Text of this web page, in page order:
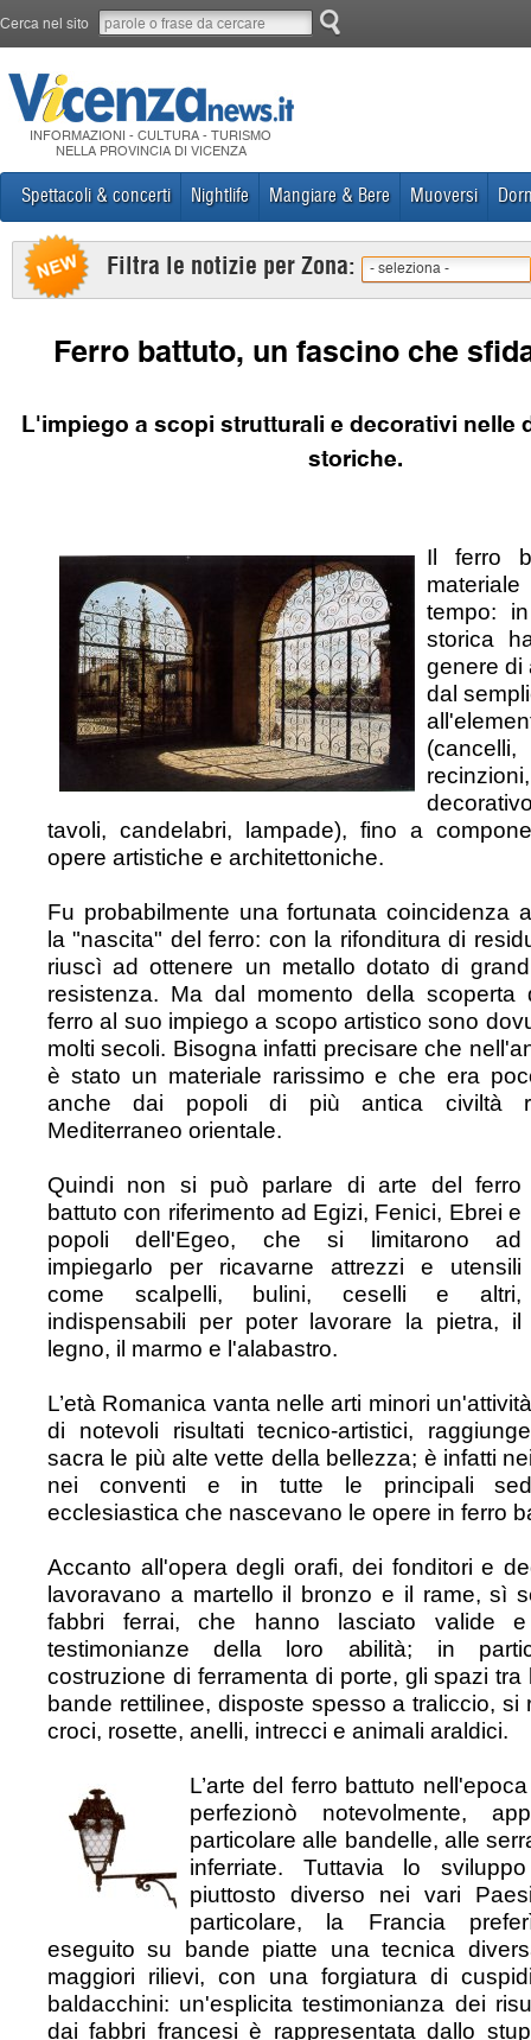
Cerca nel sito
INFORMAZIONI - CULTURA - TURISMO
NELLA PROVINCIA DI VICENZA
Spettacoli & concerti Nightlife Mangiare & Bere Muoversi
Filtra le notizie per Zona: - seleziona -
Ferro battuto, un fascino che
L'impiego a scopi strutturali e decorativi nelle
storiche.
Il ferro
tempo:
storica
genere di
dal
tavoli, candelabri, lampade), fino a
opere artistiche e architettoniche.
Fu probabilmente una fortunata coincidenza
la "nascita" del ferro: con la rifonditura di
riuscì ad ottenere un metallo dotato di
resistenza. Ma dal momento della scoperta
ferro al suo impiego a scopo artistico sono
molti secoli. Bisogna infatti precisare che
è stato un materiale rarissimo e che era
anche dai popoli di più antica civiltà
Mediterraneo orientale.
Quindi non si può parlare di arte del ferro
battuto con riferimento ad Egizi, Fenici, Ebrei e
popoli dell'Egeo, che si limitarono ad
impiegarlo per ricavarne attrezzi e utensili
come scalpelli, bulini, ceselli e altri,
indispensabili per poter lavorare la pietra, il
legno, il marmo e l'alabastro.
L’età Romanica vanta nelle arti minori
di notevoli risultati tecnico-artistici,
sacra le più alte vette della bellezza; è infatti
nei conventi e in tutte le principali
ecclesiastica che nascevano le opere in ferro
Accanto all'opera degli orafi, dei fonditori e
lavoravano a martello il bronzo e il rame, sì
fabbri ferrai, che hanno lasciato valide e
testimonianze della loro abilità; in
costruzione di ferramenta di porte, gli spazi tra
bande rettilinee, disposte spesso a traliccio, si
croci, rosette, anelli, intrecci e animali araldici.
L’arte del ferro battuto
perfezionò notevolmente,
particolare alle bandelle, alle
inferriate. Tuttavia lo
piuttosto diverso nei vari
particolare, la Francia
eseguito su bande piatte una tecnica
maggiori rilievi, con una forgiatura di
baldacchini: un'esplicita testimonianza dei
dai fabbri francesi è rappresentata dallo